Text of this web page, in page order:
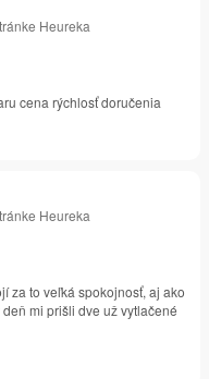
Heureka
cena rýchlosť doručenia
Heureka
za to veľká spokojnosť, aj ako
mi prišli dve už vytlačené